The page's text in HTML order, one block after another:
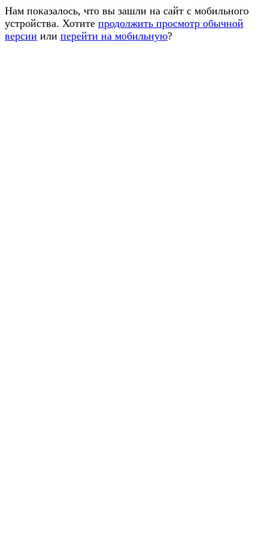
Нам показалось, что вы зашли на сайт с мобильного
устройства. Хотите продолжить просмотр обычной
версии или перейти на мобильную?